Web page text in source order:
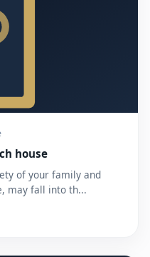
house
of your family and
may fall into th...